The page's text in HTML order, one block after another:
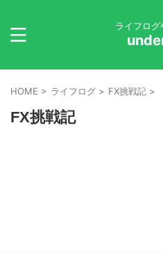
ライフログ
HOME > ライフログ > FX挑戦記 >
FX挑戦記